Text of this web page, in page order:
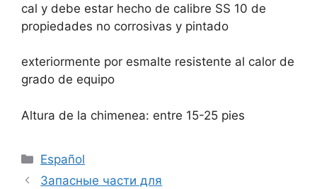
cal y debe estar hecho de calibre SS 10 de
propiedades no corrosivas y pintado
exteriormente por esmalte resistente al calor de
grado de equipo
Altura de la chimenea: entre 15-25 pies
Categories
Español
Запасные части для